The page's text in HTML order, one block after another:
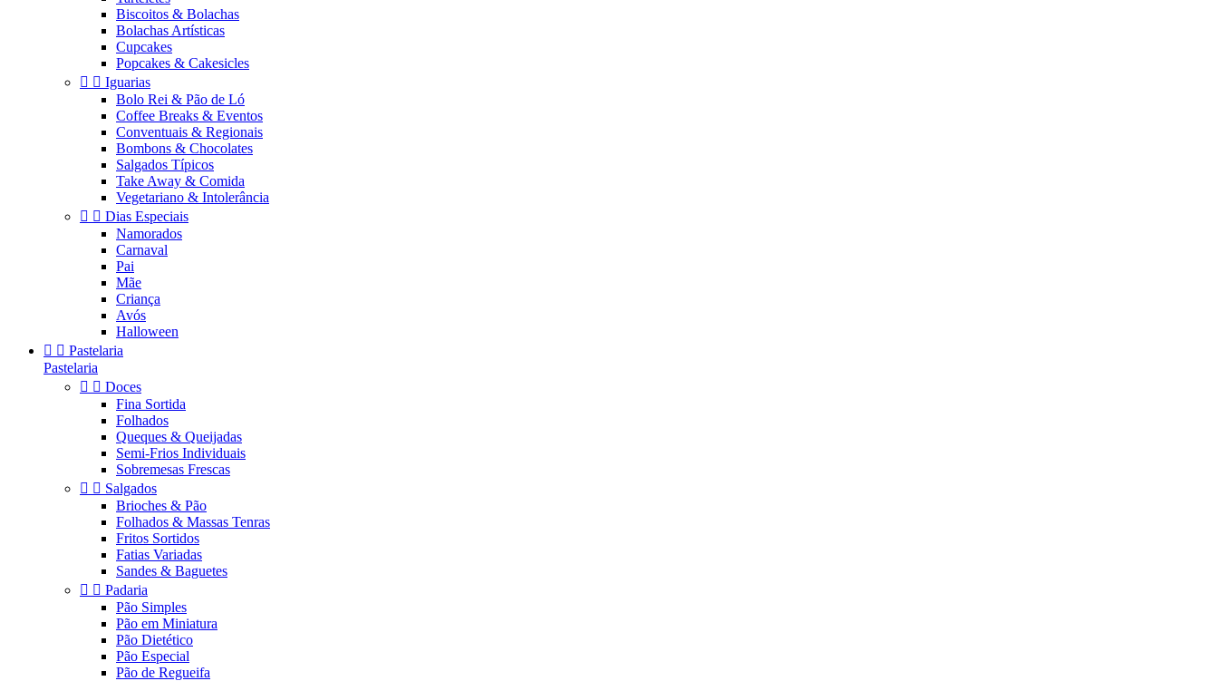
Biscoitos & Bolachas
Bolachas Artísticas
Cupcakes
Popcakes & Cakesicles
  Iguarias
Bolo Rei & Pão de Ló
Coffee Breaks & Eventos
Conventuais & Regionais
Bombons & Chocolates
Salgados Típicos
Take Away & Comida
Vegetariano & Intolerância
  Dias Especiais
Namorados
Carnaval
Pai
Mãe
Criança
Avós
Halloween
  Pastelaria
Pastelaria
  Doces
Fina Sortida
Folhados
Queques & Queijadas
Semi-Frios Individuais
Sobremesas Frescas
  Salgados
Brioches & Pão
Folhados & Massas Tenras
Fritos Sortidos
Fatias Variadas
Sandes & Baguetes
  Padaria
Pão Simples
Pão em Miniatura
Pão Dietético
Pão Especial
Pão de Regueifa